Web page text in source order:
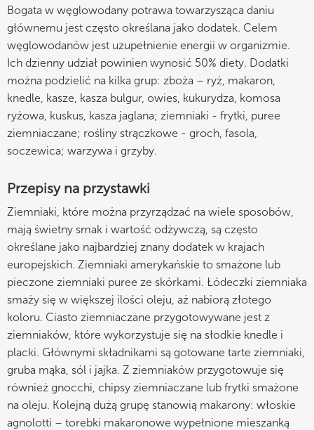
Bogata w węglowodany potrawa towarzysząca daniu
głównemu jest często określana jako dodatek. Celem
węglowodanów jest uzupełnienie energii w organizmie.
Ich dzienny udział powinien wynosić 50% diety. Dodatki
można podzielić na kilka grup: zboża – ryż, makaron,
knedle, kasze, kasza bulgur, owies, kukurydza, komosa
ryżowa, kuskus, kasza jaglana; ziemniaki - frytki, puree
ziemniaczane; rośliny strączkowe - groch, fasola,
soczewica; warzywa i grzyby.
Przepisy na przystawki
Ziemniaki, które można przyrządzać na wiele sposobów,
mają świetny smak i wartość odżywczą, są często
określane jako najbardziej znany dodatek w krajach
europejskich. Ziemniaki amerykańskie to smażone lub
pieczone ziemniaki puree ze skórkami. Łódeczki ziemniaka
smaży się w większej ilości oleju, aż nabiorą złotego
koloru. Ciasto ziemniaczane przygotowywane jest z
ziemniaków, które wykorzystuje się na słodkie knedle i
placki. Głównymi składnikami są gotowane tarte ziemniaki,
gruba mąka, sól i jajka. Z ziemniaków przygotowuje się
również gnocchi, chipsy ziemniaczane lub frytki smażone
na oleju. Kolejną dużą grupę stanowią makarony: włoskie
agnolotti – torebki makaronowe wypełnione mieszanką